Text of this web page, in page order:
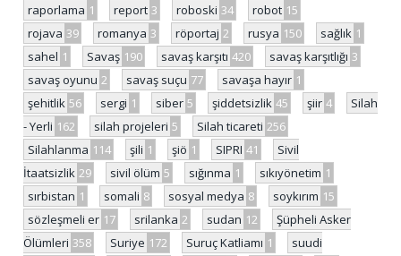
raporlama 1 report 3 roboski 34 robot 15
rojava 39 romanya 3 röportaj 2 rusya 150 sağlık 1
sahel 1 Savaş 190 savaş karşıtı 420 savaş karşıtlığı 3
savaş oyunu 2 savaş suçu 77 savaşa hayır 1
şehitlik 56 sergi 1 siber 5 şiddetsizlik 45 şiir 4
Silah
- Yerli 162 silah projeleri 5 Silah ticareti 256
Silahlanma 114 şili 1 şiö 1 SIPRI 41
Sivil
İtaatsizlik 29 sivil ölüm 5 sığınma 1 sıkıyönetim 1
sırbistan 1 somali 8 sosyal medya 8 soykırım 15
sözleşmeli er 17 srilanka 2 sudan 12
Şüpheli Asker
Ölümleri 358 Suriye 172 Suruç Katliamı 1
suudi